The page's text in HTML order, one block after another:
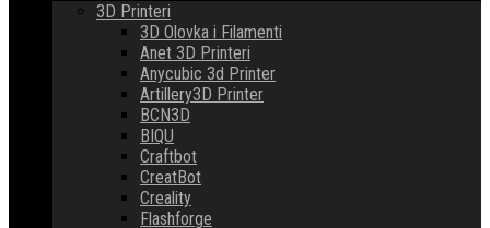
3D Printeri
3D Olovka i Filamenti
Anet 3D Printeri
Anycubic 3d Printer
Artillery3D Printer
BCN3D
BIQU
Craftbot
CreatBot
Creality
Flashforge